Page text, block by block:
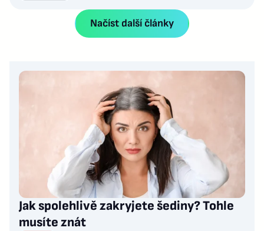
Načíst další články
Jak spolehlivě zakryjete šediny? Tohle
musíte znát